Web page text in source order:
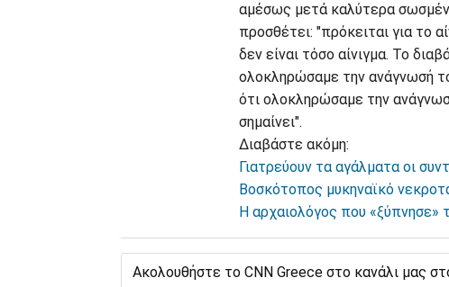
αμέσως μετά καλύτερα
προσθέτει: "πρόκειται για το
δεν είναι τόσο αίνιγμα. Το
ολοκληρώσαμε την ανάγνωσή
ότι ολοκληρώσαμε την
σημαίνει".
Διαβάστε ακόμη:
Γιατρεύουν τα αγάλματα οι
Βοσκότοπος μυκηναϊκό
Η αρχαιολόγος που «ξύπνησε»
Ακολουθήστε το CNN Greece στο κανάλι μας